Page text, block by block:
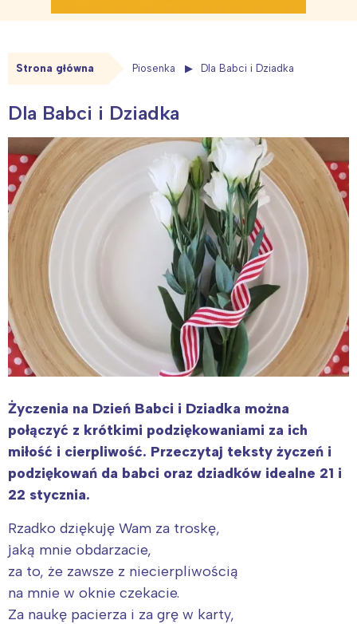
Strona główna Piosenka Dla Babci i Dziadka
Dla Babci i Dziadka
Życzenia na Dzień Babci i Dziadka można
połączyć z krótkimi podziękowaniami za ich
miłość i cierpliwość. Przeczytaj teksty życzeń i
podziękowań da babci oraz dziadków idealne 21 i
22 stycznia.
Rzadko dziękuję Wam za troskę,
jaką mnie obdarzacie,
za to, że zawsze z niecierpliwością
na mnie w oknie czekacie.
Za naukę pacierza i za grę w karty,